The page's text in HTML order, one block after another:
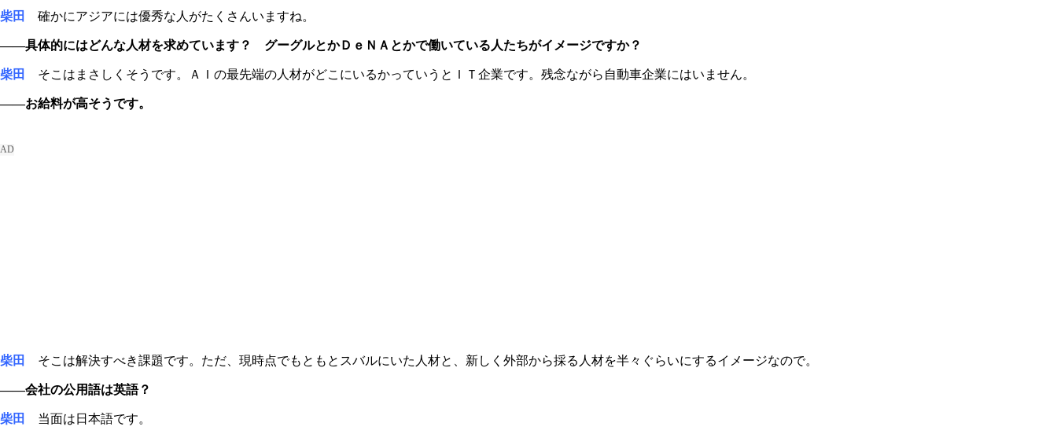
柴田 確かにアジアには優秀な人がたくさんいますね。
――具体的にはどんな人材を求めています？ グーグルとかＤｅＮＡとかで働いている人たちがイメージですか？
柴田 そこはまさしくそうです。ＡＩの最先端の人材がどこにいるかっていうとＩＴ企業です。残念ながら自動車企業にはいません。
――お給料が高そうです。
柴田 そこは解決すべき課題です。ただ、現時点でもともとスバルにいた人材と、新しく外部から採る人材を半々ぐらいにするイメージなので。
――会社の公用語は英語？
柴田 当面は日本語です。